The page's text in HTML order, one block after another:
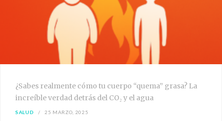
¿Sabes realmente cómo tu cuerpo “quema” grasa? La
increíble verdad detrás del CO₂ y el agua
SALUD 25 MARZO, 2025